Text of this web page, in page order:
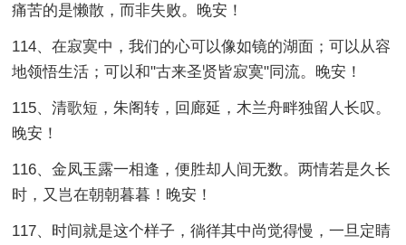
痛苦的是懒散，而非失败。晚安！
114、在寂寞中，我们的心可以像如镜的湖面；可以从容
地领悟生活；可以和"古来圣贤皆寂寞"同流。晚安！
115、清歌短，朱阁转，回廊延，木兰舟畔独留人长叹。
晚安！
116、金凤玉露一相逢，便胜却人间无数。两情若是久长
时，又岂在朝朝暮暮！晚安！
117、时间就是这个样子，徜徉其中尚觉得慢，一旦定睛